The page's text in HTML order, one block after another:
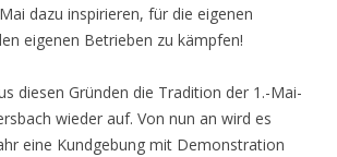
dazu inspirieren, für die eigenen
eigenen Betrieben zu kämpfen!
diesen Gründen die Tradition der 1.-Mai-
wieder auf. Von nun an wird es
eine Kundgebung mit Demonstration